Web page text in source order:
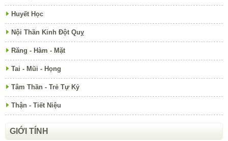
Huyết Học
Nội Thần Kinh Đột Quỵ
Răng - Hàm - Mặt
Tai - Mũi - Họng
Tâm Thần - Trẻ Tự Kỷ
Thận - Tiết Niệu
GIỚI TÍNH